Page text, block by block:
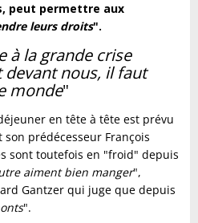
peut permettre aux
leurs droits".
à la grande crise
nous, il faut
monde"
en tête à tête est prévu
prédécesseur François
sont toutefois en "froid" depuis
aiment bien manger",
Gantzer qui juge que depuis
".